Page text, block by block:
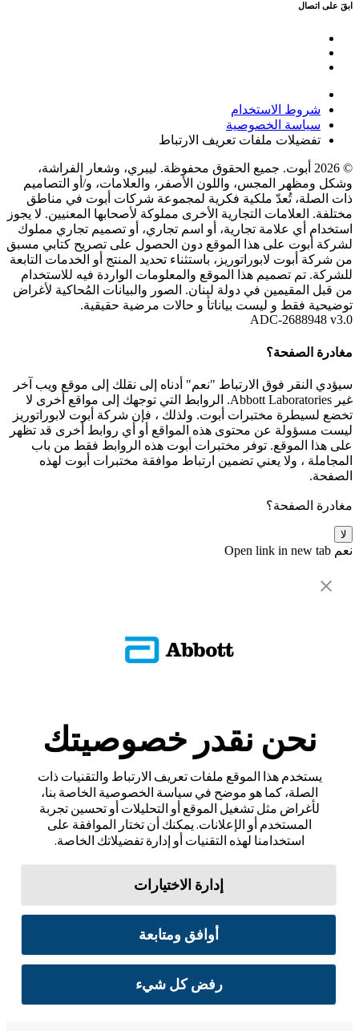
ابقَ على اتصال
شروط الاستخدام
سياسة الخصوصية
تفضيلات ملفات تعريف الارتباط
© 2026 أبوت. جميع الحقوق محفوظة. ليبري، وشعار الفراشة،
وشكل ومظهر المجس، واللون الأصفر، والعلامات، و/أو التصاميم
ذات الصلة، تُعدّ ملكية فكرية لمجموعة شركات أبوت في مناطق
مختلفة. العلامات التجارية الأخرى مملوكة لأصحابها المعنيين. لا يجوز
استخدام أي علامة تجارية، أو اسم تجاري، أو تصميم تجاري مملوك
لشركة أبوت على هذا الموقع دون الحصول على تصريح كتابي مسبق
من شركة أبوت لابوراتوريز، باستثناء تحديد المنتج أو الخدمات التابعة
للشركة. تم تصميم هذا الموقع والمعلومات الواردة فيه للاستخدام
من قبل المقيمين في دولة لبنان. الصور والبيانات المُحاكية لأغراض
توضيحية فقط و ليست بياناتأ و حالات مرضية حقيقية.
ADC-2688948 v3.0
مغادرة الصفحة؟
سيؤدي النقر فوق الارتباط "نعم" أدناه إلى نقلك إلى موقع ويب آخر
غير Abbott Laboratories. الروابط التي توجهك إلى مواقع أخرى لا
تخضع لسيطرة مختبرات أبوت. ولذلك ، فإن شركة أبوت لابوراتوريز
ليست مسؤولة عن محتوى هذه المواقع أو أي روابط أخرى قد تظهر
على هذا الموقع. توفر مختبرات أبوت هذه الروابط فقط من باب
المجاملة ، ولا يعني تضمين ارتباط موافقة مختبرات أبوت لهذه
الصفحة.
مغادرة الصفحة؟
لا
نعم Open link in new tab
نحن نقدر خصوصيتك
يستخدم هذا الموقع ملفات تعريف الارتباط والتقنيات ذات
الصلة، كما هو موضح في سياسة الخصوصية الخاصة بنا،
لأغراض مثل تشغيل الموقع أو التحليلات أو تحسين تجربة
المستخدم أو الإعلانات. يمكنك أن تختار الموافقة على
استخدامنا لهذه التقنيات أو إدارة تفضيلاتك الخاصة.
إدارة الاختيارات
أوافق ومتابعة
رفض كل شيء